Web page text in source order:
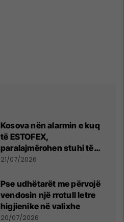
Kosova nën alarmin e kuq
të ESTOFEX,
paralajmërohen stuhi të
fuqishme me breshër dhe
21/07/2026
Pse udhëtarët me përvojë
vendosin një rrotull letre
higjienike në valixhe
20/07/2026